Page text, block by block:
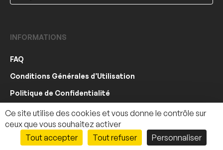
150 € Contacter le vendeur
INFORMATIONS
FAQ
Conditions Générales d’Utilisation
Politique de Confidentialité
Crédits
© CAPEB 2022
Ce site utilise des cookies et vous donne le contrôle sur
ceux que vous souhaitez activer
Tout accepter
Tout refuser Personnaliser